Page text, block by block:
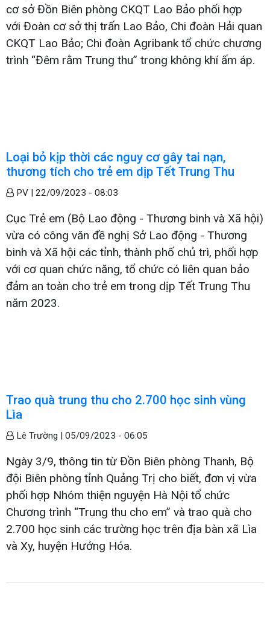
cơ sở Đồn Biên phòng CKQT Lao Bảo phối hợp
với Đoàn cơ sở thị trấn Lao Bảo, Chi đoàn Hải quan
CKQT Lao Bảo; Chi đoàn Agribank tổ chức chương
trình “Đêm rằm Trung thu” trong không khí ấm áp.
Loại bỏ kịp thời các nguy cơ gây tai nạn,
thương tích cho trẻ em dịp Tết Trung Thu
PV | 22/09/2023 - 08:03
Cục Trẻ em (Bộ Lao động - Thương binh và Xã hội)
vừa có công văn đề nghị Sở Lao động - Thương
binh và Xã hội các tỉnh, thành phố chủ trì, phối hợp
với cơ quan chức năng, tổ chức có liên quan bảo
đảm an toàn cho trẻ em trong dịp Tết Trung Thu
năm 2023.
Trao quà trung thu cho 2.700 học sinh vùng
Lìa
Lê Trường | 05/09/2023 - 06:05
Ngày 3/9, thông tin từ Đồn Biên phòng Thanh, Bộ
đội Biên phòng tỉnh Quảng Trị cho biết, đơn vị vừa
phối hợp Nhóm thiện nguyện Hà Nội tổ chức
Chương trình “Trung thu cho em” và trao quà cho
2.700 học sinh các trường học trên địa bàn xã Lìa
và Xy, huyện Hướng Hóa.